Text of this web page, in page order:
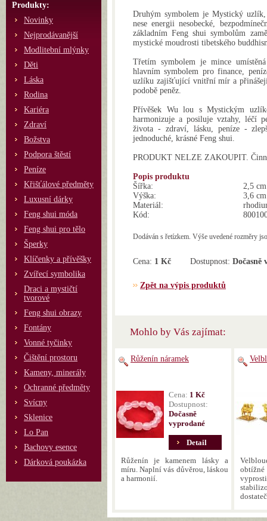
Produkty:
Novinky
Nejprodávanější
Modlitební mlýnky
Děti
Láska
Rodina
Kariéra
Zdraví
Božstva
Podpora štěstí
Peníze
Křišťálové předměty
Luxusní dárky
Feng shui móda
Feng shui pro tělo
Šperky
Klíčenky a přívěšky
Zvířecí symbolika
Draci a mystičtí
tvorové
Feng shui obrazy
Fontány
Vonné tyčinky
Čištění prostoru
Kameny, minerály
Ochranné předměty
Svícny
Sklenice
Lo Pan
Bachovy esence
Dárková poukázka
Druhým symbolem je Mystický
nese energii nesobecké,
základním Feng shui symbolům
mystické moudrosti tibetského
Třetím symbolem je mince
hlavním symbolem pro finance,
uzlíku zajišťující vnitřní mír a
podobě peněz.
Přívěšek Wu lou s Mystickým
harmonizuje a posiluje vztahy, léčí
života - zdraví, lásku, peníze -
jednoduché, krásné Feng shui.
PRODUKT NELZE ZAKOUPIT.
Popis produktu
Šířka:
2,5 cm
Výška:
3,6 cm
Materiál:
Kód:
Dodáván s řetízkem. Výše uvedené rozměry
Cena: 1 Kč Dostupnost: Dočasně
Zpět na výpis produktů
Mohlo by Vás zajímat:
Růženín náramek
Cena: 1 Kč
Dostupnost:
Dočasně
vyprodané
Detail
Růženín je kamenem lásky a
míru. Naplní vás důvěrou, láskou
a harmonií.